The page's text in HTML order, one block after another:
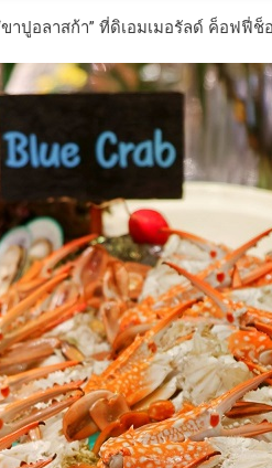
ขาปูอลาสก้า” ที่ดิเอมเมอรัลด์ ค็อฟฟี่ช็